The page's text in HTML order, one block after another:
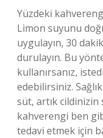
Yüzdeki
Limon suyunu
uygulayın, 30
durulayın. Bu
kullanırsanız,
edebilirsiniz.
süt, artık cildinizin
kahverengi ben
tedavi etmek için